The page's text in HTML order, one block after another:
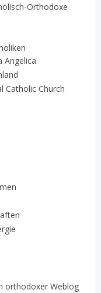
Orthodoxe
Angelica
Catholic Church
orthodoxer Weblog